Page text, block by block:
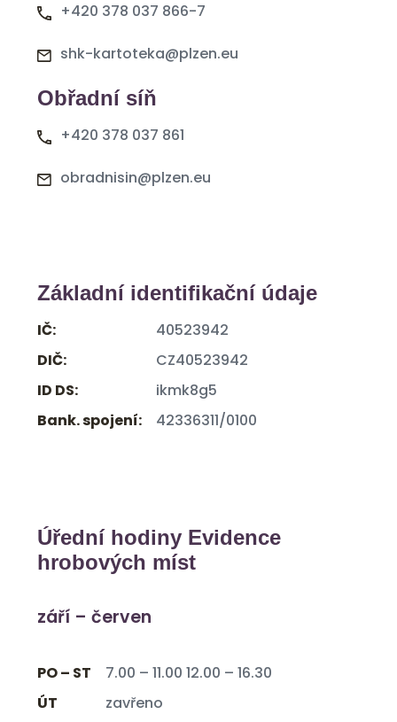
+420 378 037 866-7
shk-kartoteka@plzen.eu
Obřadní síň
+420 378 037 861
obradnisin@plzen.eu
Základní identifikační údaje
IČ:
40523942
DIČ:
CZ40523942
ID DS:
ikmk8g5
Bank. spojení:
42336311/0100
Úřední hodiny Evidence
hrobových míst
září – červen
PO – ST
7.00 – 11.00 12.00 – 16.30
ÚT
zavřeno